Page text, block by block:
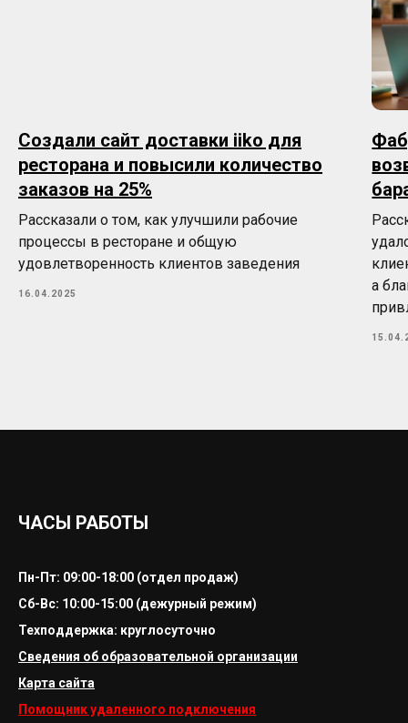
Создали сайт доставки iiko для
ресторана и повысили количество
заказов на 25%
Рассказали о том, как улучшили рабочие
процессы в ресторане и общую
удовлетворенность клиентов заведения
16.04.2025
а
ЧАСЫ РАБОТЫ
Пн-Пт: 09:00-18:00 (отдел продаж)
Сб-Вс: 10:00-15:00 (дежурный режим)
Техподдержка: круглосуточно
Сведения об образовательной организации
Карта сайта
Помощник удаленного подключения